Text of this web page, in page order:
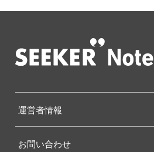
運営者情報
お問い合わせ